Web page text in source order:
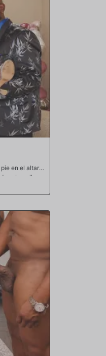
en el altar.
sobre ella.
manos
superar el
un grupo
su boca y
esas
paliza. Aften
por
solo le
de sus
tarta de